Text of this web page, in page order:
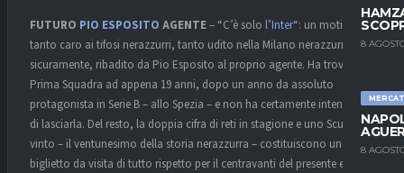
8
8
FUTURO PIO ESPOSITO AGENTE– “C’è solo l’Inter“: un motivetto
tanto caro ai tifosi nerazzurri, tanto udito nella Milano nerazzurra e,
sicuramente, ribadito da Pio Esposito al proprio agente. Ha trovato la
Prima Squadra ad appena 19 anni, dopo un anno da assoluto
protagonista in Serie B – allo Spezia – e non ha certamente intenzione
di lasciarla. Del resto, la doppia cifra di reti in stagione e uno Scudetto
vinto – il ventunesimo della storia nerazzurra – costituiscono un
biglietto da visita di tutto rispetto per il centravanti del presente e del